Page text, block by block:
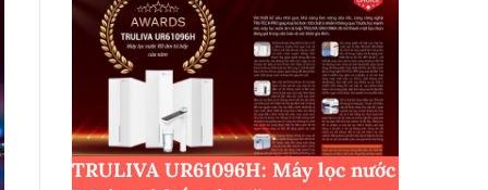
TRULIVA UR61096H: Máy lọc nước